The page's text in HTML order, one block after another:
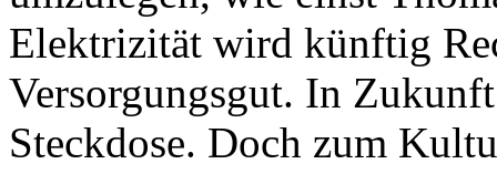
Elektrizität wird künftig
Versorgungsgut. In
Steckdose. Doch zum